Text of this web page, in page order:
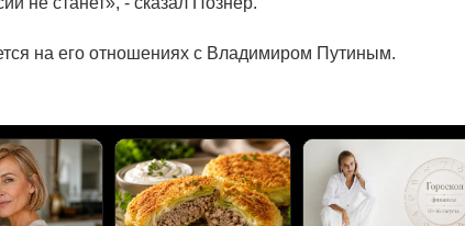
на его отношениях с Владимиром Путиным.